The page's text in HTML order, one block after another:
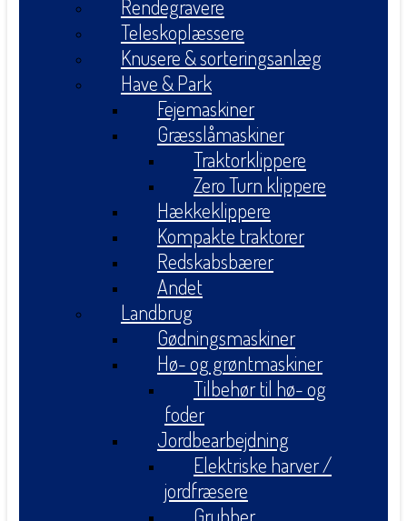
Rendegravere
Teleskoplæssere
Knusere & sorteringsanlæg
Have & Park
Fejemaskiner
Græsslåmaskiner
Traktorklippere
Zero Turn klippere
Hækkeklippere
Kompakte traktorer
Redskabsbærer
Andet
Landbrug
Gødningsmaskiner
Hø- og grøntmaskiner
Tilbehør til hø- og
foder
Jordbearbejdning
Elektriske harver /
jordfræsere
Grubber